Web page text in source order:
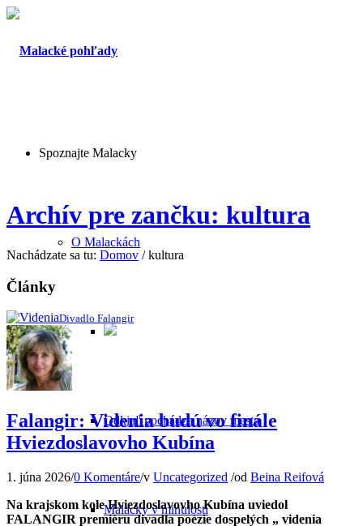
Spoznajte Malacky
O Malackách
Odkiaľ pochádza názov mesta
Malacky v minulosti
Archív pre zančku: kultura
Nachádzate sa tu: Domov / kultura
Články
Divadlo Falangir
Falangir: Videnia budú vo finále
Hviezdoslavovho Kubína
1. júna 2026/0 Komentáre/v Uncategorized /od Beina Reifová
Na krajskom kole Hviezdoslavovho Kubína uviedol
FALANGIR premiéru divadla poézie dospelých „ videnia